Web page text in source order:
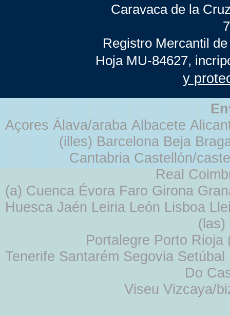
Caravaca de la
Registro Mercantil
Hoja MU-84627,
y
Açores Álava/araba Albacete
(illes) Barcelona Beja
Cantabria Castellón/
Real
(a) Cuenca Évora Faro Girona
Huesca Jaén Leiria León Lisboa
Portalegre Porto
Tenerife Santarém Segovia
Do
Viseu Vizcaya/